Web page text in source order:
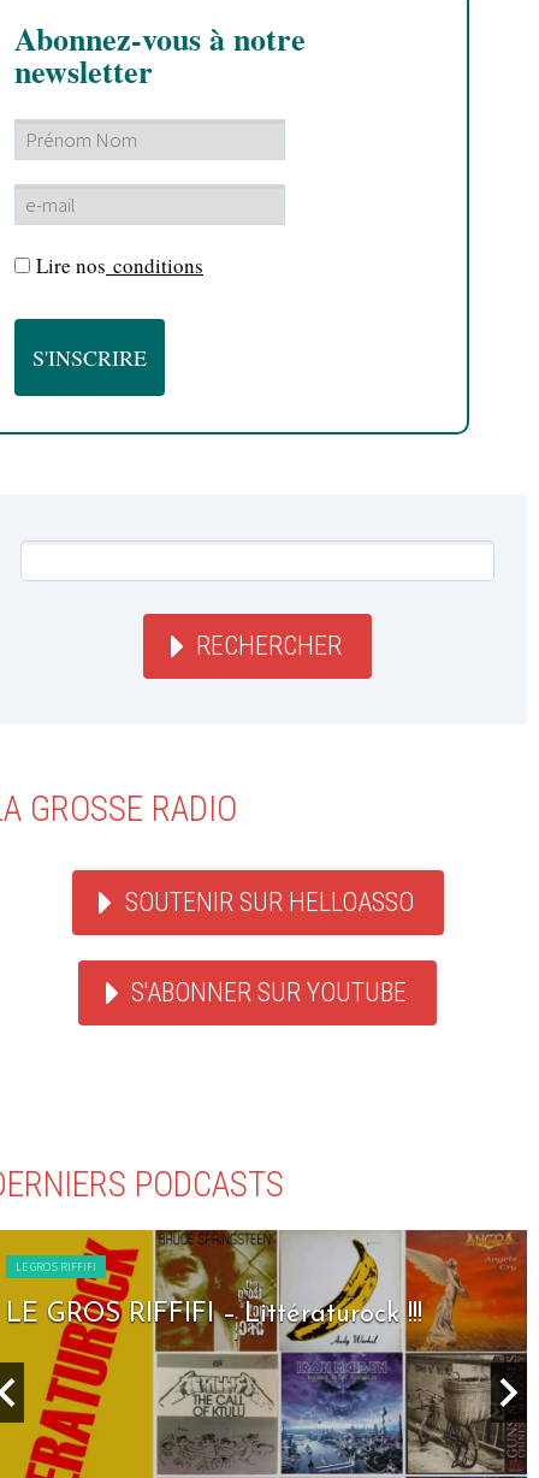
Abonnez-vous à notre
newsletter
Lire nos conditions
RECHERCHER
GROSSE RADIO
SOUTENIR SUR HELLOASSO
S'ABONNER SUR YOUTUBE
PODCASTS
LE GROS RIFFIFI
LE GROS RIFFIFI – Littératurock !!!